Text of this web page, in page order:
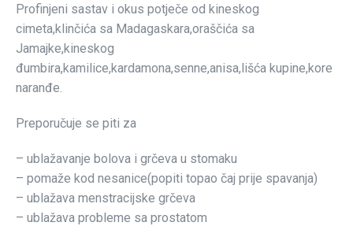
Profinjeni sastav i okus potječe od kineskog
cimeta,klinčića sa Madagaskara,oraščića sa
Jamajke,kineskog
đumbira,kamilice,kardamona,senne,anisa,lišća kupine,kore
naranđe.
Preporučuje se piti za
– ublažavanje bolova i grčeva u stomaku
– pomaže kod nesanice(popiti topao čaj prije spavanja)
– ublažava menstracijske grčeva
– ublažava probleme sa prostatom